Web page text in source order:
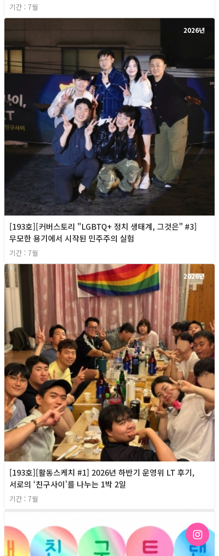
기간 : 7월
2026년
[193호][커버스토리 "LGBTQ+ 정치 생태계, 그것은" #3]
무모한 용기에서 시작된 민주주의 실험
기간 : 7월
2026년
[193호][활동스케치 #1] 2026년 하반기 운영위 LT 후기,
서로의 ‘친구사이’를 나누는 1박 2일
기간 : 7월
2026년